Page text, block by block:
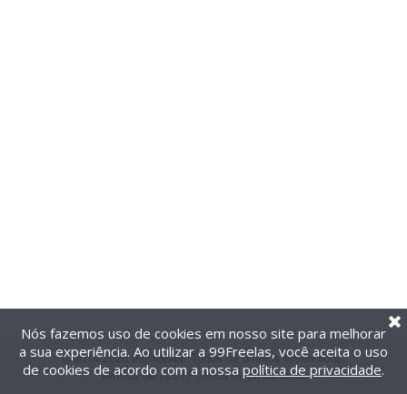
@2014-2026 99Freelas. Todos os direitos reservados.
Termos de uso| Política de privacidade
Nós fazemos uso de cookies em nosso site para melhorar
a sua experiência. Ao utilizar a 99Freelas, você aceita o uso
de cookies de acordo com a nossa política de privacidade.